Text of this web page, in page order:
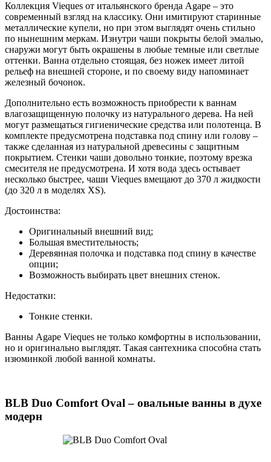
Коллекция Vieques от итальянского бренда Agape – это
современный взгляд на классику. Они имитируют старинные
металлические купели, но при этом выглядят очень стильно
по нынешним меркам. Изнутри чаши покрыты белой эмалью,
снаружи могут быть окрашены в любые темные или светлые
оттенки. Ванна отдельно стоящая, без ножек имеет литой
рельеф на внешней стороне, и по своему виду напоминает
железный бочонок.
Дополнительно есть возможность приобрести к ваннам
влагозащищенную полочку из натурального дерева. На ней
могут размещаться гигиенические средства или полотенца. В
комплекте предусмотрена подставка под спину или голову –
также сделанная из натуральной древесины с защитным
покрытием. Стенки чаши довольно тонкие, поэтому врезка
смесителя не предусмотрена. И хотя вода здесь остывает
несколько быстрее, чаши Vieques вмещают до 370 л жидкости
(до 320 л в моделях XS).
Достоинства:
Оригинальный внешний вид;
Большая вместительность;
Деревянная полочка и подставка под спину в качестве
опции;
Возможность выбирать цвет внешних стенок.
Недостатки:
Тонкие стенки.
Ванны Agape Vieques не только комфортны в использовании,
но и оригинально выглядят. Такая сантехника способна стать
изюминкой любой ванной комнаты.
BLB Duo Comfort Oval – овальные ванны в духе
модерн